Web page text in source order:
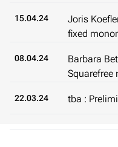
15.04.24
Joris
fixed
08.04.24
Barbara
22.03.24 tba :